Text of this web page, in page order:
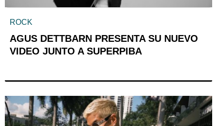
ROCK
AGUS DETTBARN PRESENTA SU NUEVO
VIDEO JUNTO A SUPERPIBA